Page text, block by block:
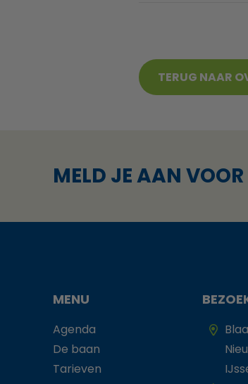
TERUG NAAR
MELD JE AAN
MENU
Agenda
De baan
Tarieven